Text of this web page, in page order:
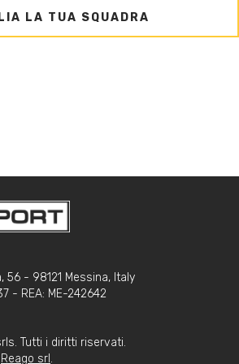
LA TUA SQUADRA
56 - 98121 Messina, Italy
- REA: ME-242642
Tutti i diritti riservati.
Reago srl .